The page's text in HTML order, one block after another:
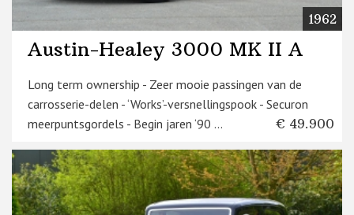
1962
Austin-Healey 3000 MK II A
Long term ownership - Zeer mooie passingen van de
carrosserie-delen - ‘Works’-versnellingspook - Securon
meerpuntsgordels - Begin jaren ‘90 ...
€ 49.900